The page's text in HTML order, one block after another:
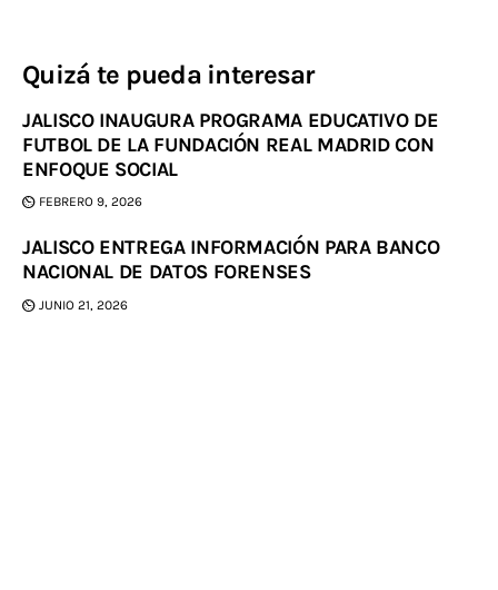
Quizá te pueda interesar
JALISCO INAUGURA PROGRAMA EDUCATIVO DE
FUTBOL DE LA FUNDACIÓN REAL MADRID CON
ENFOQUE SOCIAL
FEBRERO 9, 2026
JALISCO ENTREGA INFORMACIÓN PARA BANCO
NACIONAL DE DATOS FORENSES
JUNIO 21, 2026